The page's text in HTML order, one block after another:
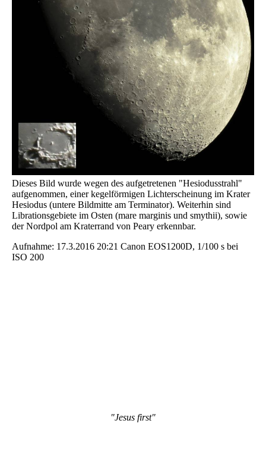
Dieses Bild wurde wegen des aufgetretenen "Hesiodusstrahl"
aufgenommen, einer kegelförmigen Lichterscheinung im Krater
Hesiodus (untere Bildmitte am Terminator). Weiterhin sind
Librationsgebiete im Osten (mare marginis und smythii), sowie
der Nordpol am Kraterrand von Peary erkennbar.
Aufnahme: 17.3.2016 20:21 Canon EOS1200D, 1/100 s bei
ISO 200
"Jesus first"